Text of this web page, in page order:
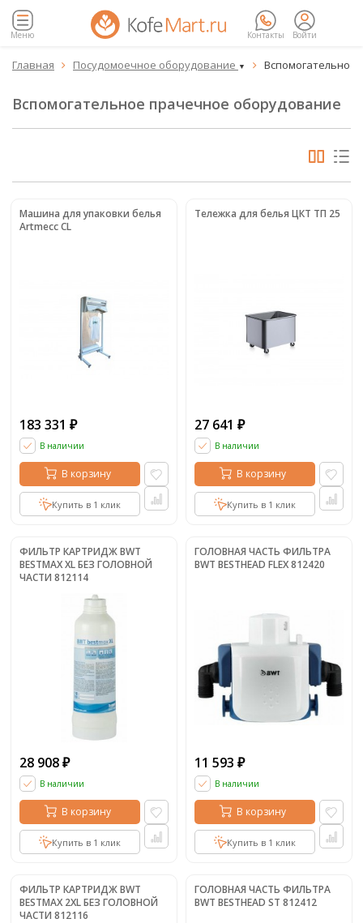
Меню Контакты Войти
Главная  Посудомоечное оборудование ▼ 
Вспомогательное прачечное оборудование
Машина для упаковки белья
Artmecc CL
183 331 ₽
В наличии
В корзину
Купить в 1 клик
Тележка для белья ЦКТ ТП 25
27 641 ₽
В наличии
В корзину
Купить в 1 клик
ФИЛЬТР КАРТРИДЖ BWT
BESTMAX XL БЕЗ ГОЛОВНОЙ
ЧАСТИ 812114
28 908 ₽
В наличии
В корзину
Купить в 1 клик
ГОЛОВНАЯ ЧАСТЬ ФИЛЬТРА
BWT BESTHEAD FLEX 812420
11 593 ₽
В наличии
В корзину
Купить в 1 клик
ФИЛЬТР КАРТРИДЖ BWT
BESTMAX 2XL БЕЗ ГОЛОВНОЙ
ЧАСТИ 812116
ГОЛОВНАЯ ЧАСТЬ ФИЛЬТРА
BWT BESTHEAD ST 812412